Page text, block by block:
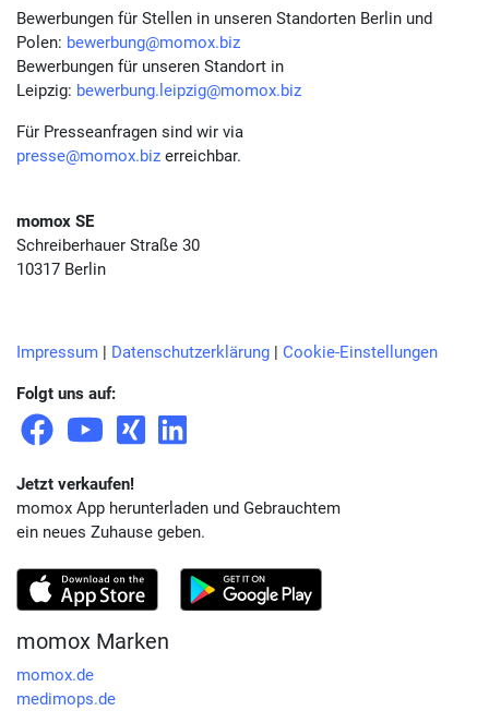
Bewerbungen für Stellen in unseren Standorten Berlin und
Polen: bewerbung@momox.biz
Bewerbungen für unseren Standort in
Leipzig: bewerbung.leipzig@momox.biz
Für Presseanfragen sind wir via
presse@momox.biz erreichbar.
momox SE
Schreiberhauer Straße 30
10317 Berlin
Impressum | Datenschutzerklärung | Cookie-Einstellungen
Folgt uns auf:
Jetzt verkaufen!
momox App herunterladen und Gebrauchtem
ein neues Zuhause geben.
momox Marken
momox.de
medimops.de